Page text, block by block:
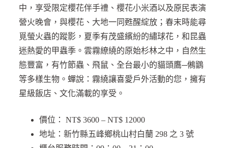
中，享受限定櫻花伴手禮、櫻花小米酒以及原民表演
營火晚會，與櫻花、大地一同甦醒綻放；春末時能尋
覓螢火蟲的蹤影，夏季有茂盛繽紛的繡球花，和昆蟲
迷熱愛的甲蟲季。雲霧繚繞的原始杉林之中，自然生
態豐富，有竹節蟲、飛鼠、全台最小的貓頭鷹─鵂鶹
等多樣生物。蟬說：霧繞讓喜愛戶外活動的您，擁有
星級飯店、文化滿載的享受。
價位： NT$ 3600 – NT$ 12000
地址：新竹縣五峰鄉桃山村白蘭 298 之 3 號